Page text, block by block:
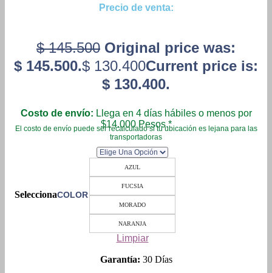
Precio de venta:
$145.500 Original price was:
$ 145.500.$ 130.400Current price is:
$ 130.400.
Costo de envío: Llega en 4 días hábiles o menos por
$14.000 Pesos.*
El costo de envío puede ser recalculado si tu ubicación es lejana para las
transportadoras
COLOR
AZUL
FUCSIA
MORADO
NARANJA
Limpiar
Garantía: 30 Días